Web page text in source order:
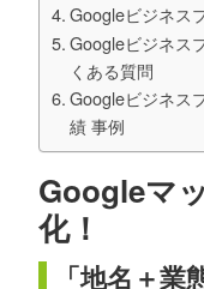
Googleビジネス
Googleビジネス
くある質問
Googleビジネス
績 事例
Googleマ
化！
「地名＋